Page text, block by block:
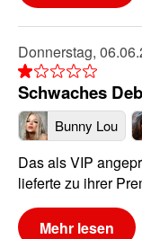
Donnerstag,
Schwaches
Bunny Lou
Das als VIP
lieferte zu ihrer
Mehr lesen